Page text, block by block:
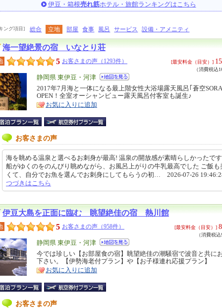
伊豆・箱根売れ筋ホテル・旅館ランキングはこちら
ング項目] 総合 立地 部屋 食事 風呂 サービス 設備・アメニティ
海一望絶景の宿 いなとり荘
5 お客さまの声（1293件） [最安料金（目安）]
（消費税込
エ
リ
ア
静岡県 東伊豆・河津
特
徴
2017年7月海と一体になる最上階女性大浴場露天風呂｢蒼空
OPEN！全室オーシャンビュー露天風呂付客室も誕生♪
お気に入りに追加
お客さまの声
海を眺める温泉と選べるお刺身が最高! 温泉の開放感が素晴らしかったで
船がゆくのをのんびり眺めながら、お風呂上がりの牛乳最高でした ご飯も
くて、自分でお魚を選んでお刺身にしてもらうの初… 2026-07-26
つづきはこちら
伊豆大島を正面に臨む 眺望絶佳の宿 熱川館
5 お客さまの声（958件） [最安料金（目安）]
（消費税
エ
リ
ア
静岡県 東伊豆・河津
特
徴
今では珍しい【お部屋食の宿】眺望絶佳の潮騒宿で波音と共に
下さい。【伊勢海老付プラン】や【お子様連れ応援プラン】
お気に入りに追加
お客さまの声